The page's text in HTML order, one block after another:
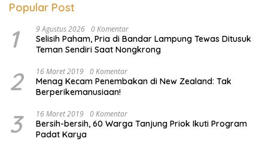
Popular Post
1 9 Agustus 2026 0 Komentar
Selisih Paham, Pria di Bandar Lampung Tewas Ditusuk
Teman Sendiri Saat Nongkrong
2 16 Maret 2019 0 Komentar
Menag Kecam Penembakan di New Zealand: Tak
Berperikemanusiaan!
3 16 Maret 2019 0 Komentar
Bersih-bersih, 60 Warga Tanjung Priok Ikuti Program
Padat Karya